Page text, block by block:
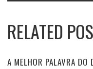
RELATED
A MELHOR PALAVRA